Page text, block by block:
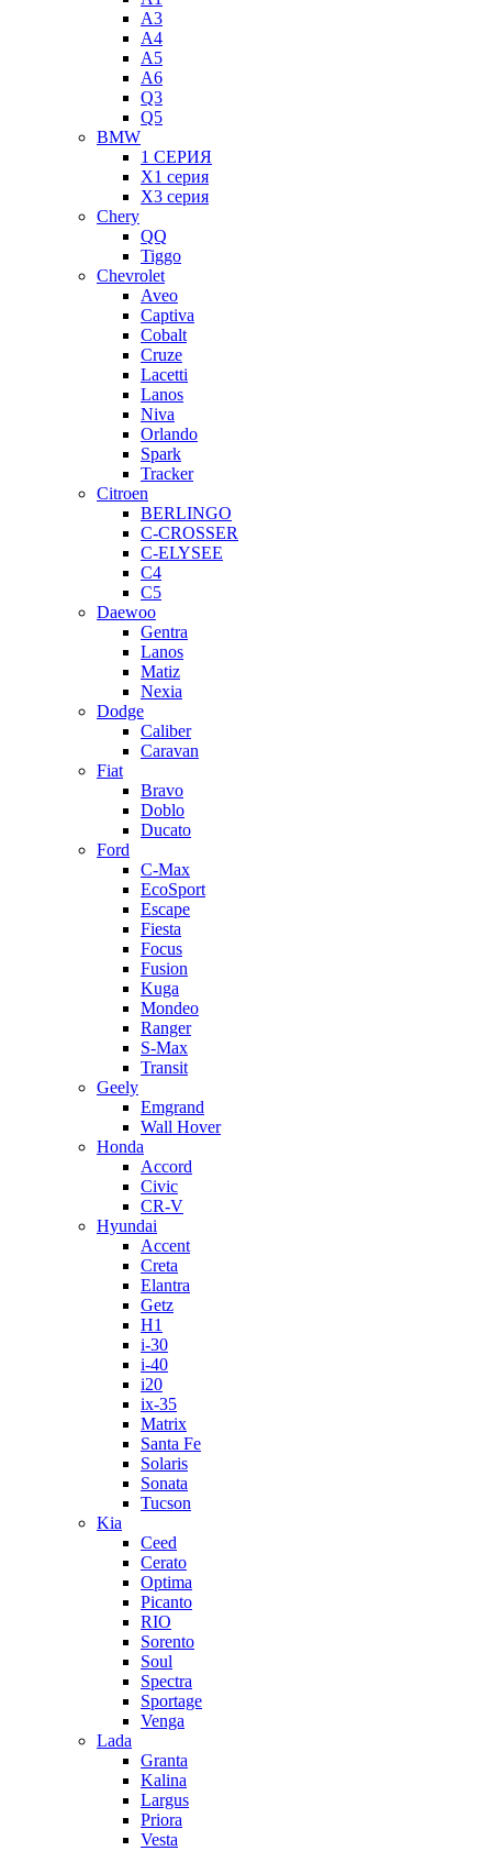
A3
A4
A5
A6
Q3
Q5
BMW
1 СЕРИЯ
X1 серия
X3 серия
Chery
QQ
Tiggo
Chevrolet
Aveo
Captiva
Cobalt
Cruze
Lacetti
Lanos
Niva
Orlando
Spark
Tracker
Citroen
BERLINGO
C-CROSSER
C-ELYSEE
C4
C5
Daewoo
Gentra
Lanos
Matiz
Nexia
Dodge
Caliber
Caravan
Fiat
Bravo
Doblo
Ducato
Ford
C-Max
EcoSport
Escape
Fiesta
Focus
Fusion
Kuga
Mondeo
Ranger
S-Max
Transit
Geely
Emgrand
Wall Hover
Honda
Accord
Civic
CR-V
Hyundai
Accent
Creta
Elantra
Getz
H1
i-30
i-40
i20
ix-35
Matrix
Santa Fe
Solaris
Sonata
Tucson
Kia
Ceed
Cerato
Optima
Picanto
RIO
Sorento
Soul
Spectra
Sportage
Venga
Lada
Granta
Kalina
Largus
Priora
Vesta